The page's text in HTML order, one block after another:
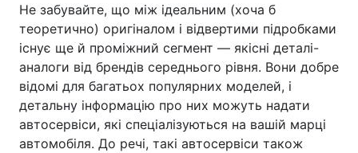
Не забувайте, що між ідеальним (хоча б
теоретично) оригіналом і відвертими підробками
існує ще й проміжний сегмент — якісні деталі-
аналоги від брендів середнього рівня. Вони добре
відомі для багатьох популярних моделей, і
детальну інформацію про них можуть надати
автосервіси, які спеціалізуються на вашій марці
автомобіля. До речі, такі автосервіси також